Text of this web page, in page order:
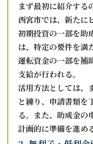
まず最初に紹介する
西宮市では、新たに
初期投資の一部を助
は、特定の要件を満
運転資金の一部を補
支給が行われる。
活用方法としては、
と練り、申請書類を
る。また、助成金の
計画的に準備を進め